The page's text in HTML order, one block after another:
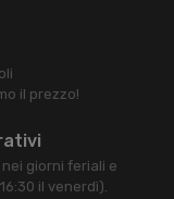
il prezzo!
giorni feriali e
il venerdì).